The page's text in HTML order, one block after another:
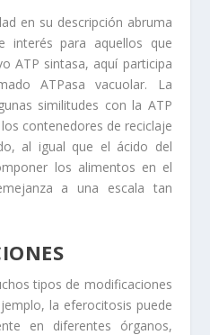
en su descripción abruma
interés para aquellos que
ATP sintasa, aquí participa
ATPasa vacuolar. La
similitudes con la ATP
contenedores de reciclaje
al igual que el ácido del
los alimentos en el
a una escala tan
tipos de modificaciones
la eferocitosis puede
en diferentes órganos,